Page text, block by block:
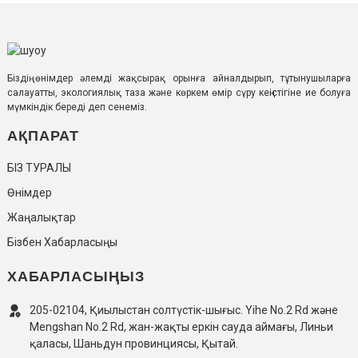
Біздің өнімдер әлемді жақсырақ орынға айналдырып, тұтынушыларға
салауатты, экологиялық таза және көркем өмір сүру кеңістігіне ие болуға
мүмкіндік береді деп сенеміз.
АҚПАРАТ
БІЗ ТУРАЛЫ
Өнімдер
Жаңалықтар
Бізбен Хабарласыңы
ХАБАРЛАСЫҢЫЗ
205-02104, Қиылыстан солтүстік-шығыс. Yihe No.2 Rd және
Mengshan No.2 Rd, жан-жақты еркін сауда аймағы, Линьи
қаласы, Шаньдун провинциясы, Қытай.